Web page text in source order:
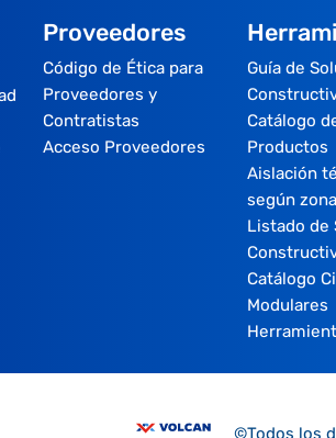
Proveedores
Código de Ética para
Proveedores y
Contratistas
Acceso Proveedores
Guía de
Catálogo
Productos
Aislación
según
Listado de
Catálogo
Modulares
©Todos los